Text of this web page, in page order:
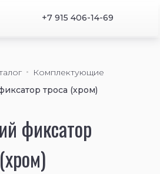
+7 915 406-14-69
Комплектующие
троса (хром)
фиксатор